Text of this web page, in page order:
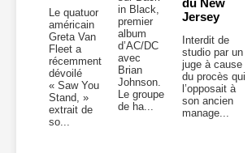
Le quatuor
américain
Greta Van
Fleet a
récemment
dévoilé
« Saw You
Stand, »
extrait de
so...
in Black,
premier
album
d’AC/DC
avec
Brian
Johnson.
Le groupe
de ha...
du New
Jersey
Interdit de
studio par un
juge à cause
du procès qui
l’opposait à
son ancien
manage...